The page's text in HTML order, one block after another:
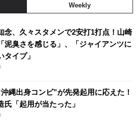
Weekly
念、久々スタメンで2安打1打点！山崎
泥臭さを感じる」、「ジャイアンツに
タイプ」
沖縄出身コンビ”が先発起用に応えた！
氏「起用が当たった」